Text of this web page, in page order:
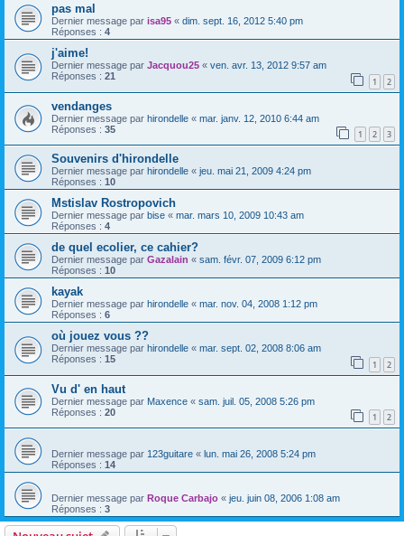
pas mal
Dernier message par isa95 « dim. sept. 16, 2012 5:40 pm
Réponses : 4
j'aime!
Dernier message par Jacquou25 « ven. avr. 13, 2012 9:57 am
Réponses : 21 1 2
vendanges
Dernier message par hirondelle « mar. janv. 12, 2010 6:44 am
Réponses : 35 1 2 3
Souvenirs d'hirondelle
Dernier message par hirondelle « jeu. mai 21, 2009 4:24 pm
Réponses : 10
Mstislav Rostropovich
Dernier message par bise « mar. mars 10, 2009 10:43 am
Réponses : 4
de quel ecolier, ce cahier?
Dernier message par Gazalain « sam. févr. 07, 2009 6:12 pm
Réponses : 10
kayak
Dernier message par hirondelle « mar. nov. 04, 2008 1:12 pm
Réponses : 6
où jouez vous ??
Dernier message par hirondelle « mar. sept. 02, 2008 8:06 am
Réponses : 15 1 2
Vu d' en haut
Dernier message par Maxence « sam. juil. 05, 2008 5:26 pm
Réponses : 20 1 2
Dernier message par 123guitare « lun. mai 26, 2008 5:24 pm
Réponses : 14
Dernier message par Roque Carbajo « jeu. juin 08, 2006 1:08 am
Réponses : 3